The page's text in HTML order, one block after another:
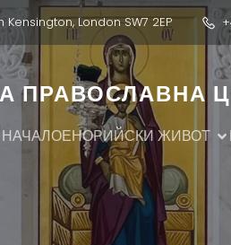
London SW7 2EP
ПРАВОСЛАВНА
НАЧАЛОЕНОРИЙСКИ ЖИВОТ